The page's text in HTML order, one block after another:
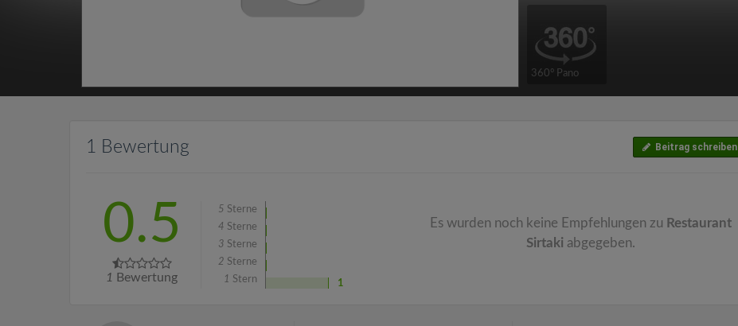
360° Pano
1 Bewertung Beitrag schreiben
0.5
1 Bewertung
5 Sterne
4 Sterne
3 Sterne
2 Sterne
1 Stern 1
Es wurden noch keine Empfehlungen zu Restaurant
Sirtaki abgegeben.